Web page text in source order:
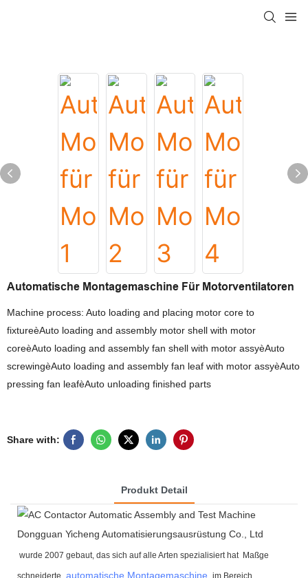
Automatische Montagemaschine Für Motorventilatoren
Machine process: Auto loading and placing motor core to
fixtureèAuto loading and assembly motor shell with motor
coreèAuto loading and assembly fan shell with motor assyèAuto
screwingèAuto loading and assembly fan leaf with motor assyèAuto
pressing fan leafèAuto unloading finished parts
Share with:
Produkt Detail
Dongguan Yicheng Automatisierungsausrüstung Co., Ltd
wurde 2007 gebaut, das sich auf alle Arten spezialisiert hat Maßge
schneiderte automatische Montagemaschine im Bereich